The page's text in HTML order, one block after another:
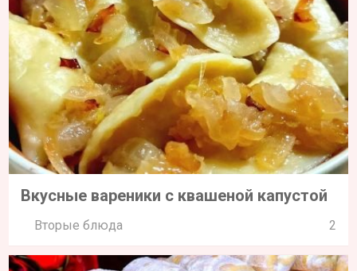
Вкусные вареники с квашеной капустой
Вторые блюда 2